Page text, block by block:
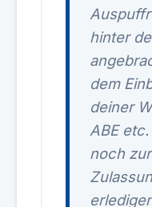
hinter
dem
deiner
ABE
noch zur